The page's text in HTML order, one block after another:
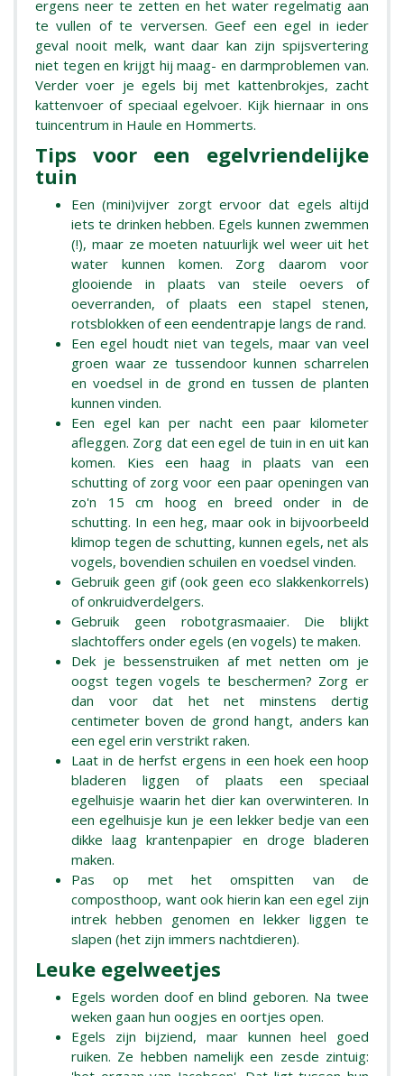
ergens neer te zetten en het water regelmatig aan
te vullen of te verversen. Geef een egel in ieder
geval nooit melk, want daar kan zijn spijsvertering
niet tegen en krijgt hij maag- en darmproblemen van.
Verder voer je egels bij met kattenbrokjes, zacht
kattenvoer of speciaal egelvoer. Kijk hiernaar in ons
tuincentrum in Haule en Hommerts.
Tips voor een egelvriendelijke
tuin
Een (mini)vijver zorgt ervoor dat egels altijd
iets te drinken hebben. Egels kunnen zwemmen
(!), maar ze moeten natuurlijk wel weer uit het
water kunnen komen. Zorg daarom voor
glooiende in plaats van steile oevers of
oeverranden, of plaats een stapel stenen,
rotsblokken of een eendentrapje langs de rand.
Een egel houdt niet van tegels, maar van veel
groen waar ze tussendoor kunnen scharrelen
en voedsel in de grond en tussen de planten
kunnen vinden.
Een egel kan per nacht een paar kilometer
afleggen. Zorg dat een egel de tuin in en uit kan
komen. Kies een haag in plaats van een
schutting of zorg voor een paar openingen van
zo'n 15 cm hoog en breed onder in de
schutting. In een heg, maar ook in bijvoorbeeld
klimop tegen de schutting, kunnen egels, net als
vogels, bovendien schuilen en voedsel vinden.
Gebruik geen gif (ook geen eco slakkenkorrels)
of onkruidverdelgers.
Gebruik geen robotgrasmaaier. Die blijkt
slachtoffers onder egels (en vogels) te maken.
Dek je bessenstruiken af met netten om je
oogst tegen vogels te beschermen? Zorg er
dan voor dat het net minstens dertig
centimeter boven de grond hangt, anders kan
een egel erin verstrikt raken.
Laat in de herfst ergens in een hoek een hoop
bladeren liggen of plaats een speciaal
egelhuisje waarin het dier kan overwinteren. In
een egelhuisje kun je een lekker bedje van een
dikke laag krantenpapier en droge bladeren
maken.
Pas op met het omspitten van de
composthoop, want ook hierin kan een egel zijn
intrek hebben genomen en lekker liggen te
slapen (het zijn immers nachtdieren).
Leuke egelweetjes
Egels worden doof en blind geboren. Na twee
weken gaan hun oogjes en oortjes open.
Egels zijn bijziend, maar kunnen heel goed
ruiken. Ze hebben namelijk een zesde zintuig: